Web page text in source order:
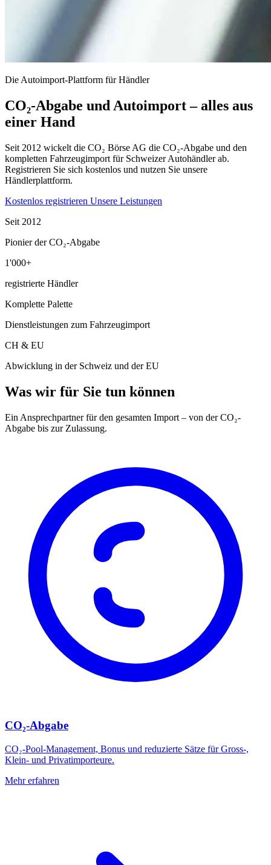
Die Autoimport-Plattform für Händler
CO₂-Abgabe und Autoimport – alles aus
einer Hand
Seit 2012 wickelt die CO₂ Börse AG die CO₂-Abgabe und den
kompletten Fahrzeugimport für Schweizer Autohändler ab.
Registrieren Sie sich kostenlos und nutzen Sie unsere
Händlerplattform.
Kostenlos registrieren Unsere Leistungen
Seit 2012
Pionier der CO₂-Abgabe
1'000+
registrierte Händler
Komplette Palette
Dienstleistungen zum Fahrzeugimport
CH & EU
Abwicklung in der Schweiz und der EU
Was wir für Sie tun können
Ein Ansprechpartner für den gesamten Import – von der CO₂-
Abgabe bis zur Zulassung.
CO₂-Abgabe
CO₂-Pool-Management, Bonus und reduzierte Sätze für Gross-,
Klein- und Privatimporteure.
Mehr erfahren